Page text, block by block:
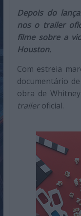
Depois do
nos o trailer
filme sobre a
Houston.
Com estreia
documentário de
obra de
traileroficial.